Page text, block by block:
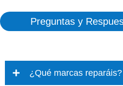
Preguntas y
¿Qué marcas reparáis?